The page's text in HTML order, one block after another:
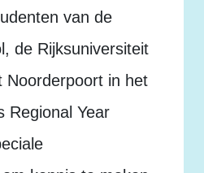
van de
de Rijksuniversiteit
Noorderpoort in het
Regional Year